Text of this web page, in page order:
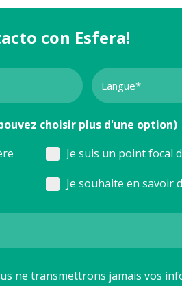
con Esfera!
choisir plus d'une option)
Je suis un point focal
Je souhaite en savoir
ne transmettrons jamais vos